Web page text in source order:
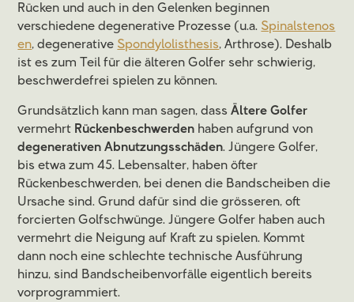
Rücken und auch in den Gelenken beginnen
verschiedene degenerative Prozesse (u.a. Spinalstenos
en, degenerative Spondylolisthesis, Arthrose). Deshalb
ist es zum Teil für die älteren Golfer sehr schwierig,
beschwerdefrei spielen zu können.
Grundsätzlich kann man sagen, dassÄltere Golfer
vermehrt Rückenbeschwerden haben aufgrund von
degenerativen Abnutzungsschäden. Jüngere Golfer,
bis etwa zum 45. Lebensalter, haben öfter
Rückenbeschwerden, bei denen die Bandscheiben die
Ursache sind. Grund dafür sind die grösseren, oft
forcierten Golfschwünge. Jüngere Golfer haben auch
vermehrt die Neigung auf Kraft zu spielen. Kommt
dann noch eine schlechte technische Ausführung
hinzu, sind Bandscheibenvorfälle eigentlich bereits
vorprogrammiert.